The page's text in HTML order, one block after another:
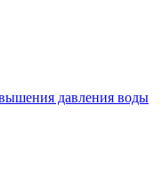
давления воды